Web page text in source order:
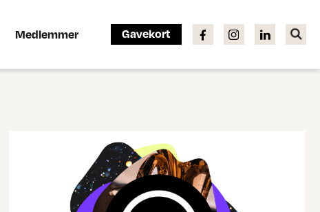
Medlemmer Gavekort